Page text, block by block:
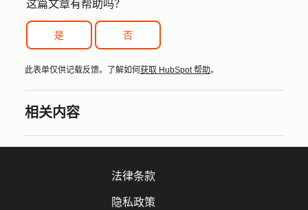
这篇文章有帮助吗？
是 否
此表单仅供记载反馈。了解如何 获取 HubSpot 帮助。
相关内容
法律条款
隐私政策